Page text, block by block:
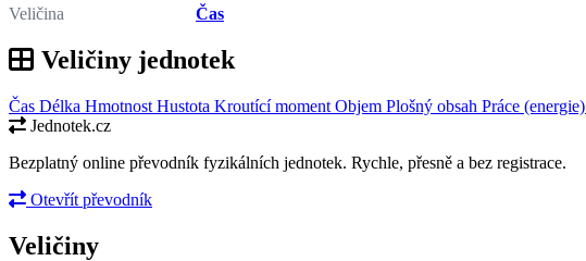
Veličina
Čas
Veličiny jednotek
Čas Délka Hmotnost Hustota Kroutící moment Objem Plošný obsah Práce (energie)
Jednotek.cz
Bezplatný online převodník fyzikálních jednotek. Rychle, přesně a bez registrace.
Otevřít převodník
Veličiny